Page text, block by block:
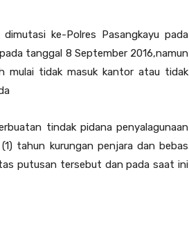
ke-Polres Pasangkayu pada
tanggal 8 September 2016,namun
mulai tidak masuk kantor atau tidak
tindak pidana penyalagunaan
tahun kurungan penjara dan bebas
putusan tersebut dan pada saat ini